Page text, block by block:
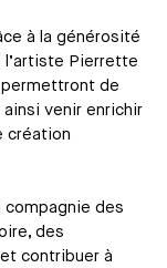
à la générosité
Pierrette
permettront de
venir enrichir
création
compagnie des
des
contribuer à